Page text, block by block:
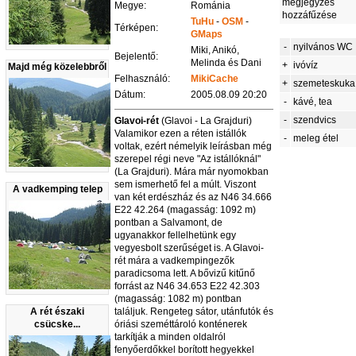
Majd még közelebbről
A vadkemping telep
A rét északi
csücske...
Megye:
Románia
Térképen:
TuHu -OSM -
GMaps
Bejelentő:
Miki, Anikó,
Melinda és Dani
Felhasználó:
MikiCache
Dátum:
2005.08.09 20:20
Glavoi-rét (Glavoi - La Grajduri)
Valamikor ezen a réten istállók
voltak, ezért némelyik leírásban még
szerepel régi neve "Az istállóknál"
(La Grajduri). Mára már nyomokban
sem ismerhető fel a múlt. Viszont
van két erdészház és az N46 34.666
E22 42.264 (magasság: 1092 m)
pontban a Salvamont, de
ugyanakkor fellelhetünk egy
vegyesbolt szerűséget is. A Glavoi-
rét mára a vadkempingezők
paradicsoma lett. A bővizű kitűnő
forrást az N46 34.653 E22 42.303
(magasság: 1082 m) pontban
találjuk. Rengeteg sátor, utánfutók és
óriási szeméttároló konténerek
tarkítják a minden oldalról
fenyőerdőkkel borított hegyekkel
megjegyzés
hozzáfűzése
-
nyilvános WC
+ ivóvíz
+ szemeteskuka
-
kávé, tea
-
szendvics
-
meleg étel